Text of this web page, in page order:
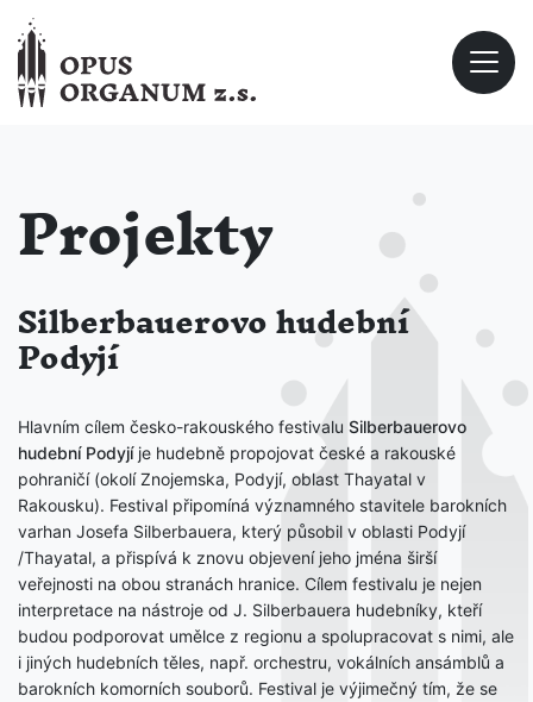
Projekty
Silberbauerovo hudební
Podyjí
Hlavním cílem česko-rakouského festivalu Silberbauerovo
hudební Podyjíje hudebně propojovat české a rakouské
pohraničí (okolí Znojemska, Podyjí, oblast Thayatal v
Rakousku). Festival připomíná významného stavitele barokních
varhan Josefa Silberbauera, který působil v oblasti Podyjí
/Thayatal, a přispívá k znovu objevení jeho jména širší
veřejnosti na obou stranách hranice. Cílem festivalu je nejen
interpretace na nástroje od J. Silberbauera hudebníky, kteří
budou podporovat umělce z regionu a spolupracovat s nimi, ale
i jiných hudebních těles, např. orchestru, vokálních ansámblů a
barokních komorních souborů. Festival je výjimečný tím, že se